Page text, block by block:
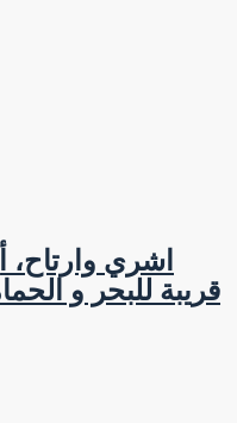
قريبة للبحر و